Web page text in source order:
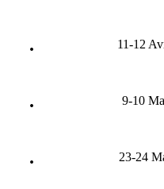
. 11-12
. 9-10
. 23-24